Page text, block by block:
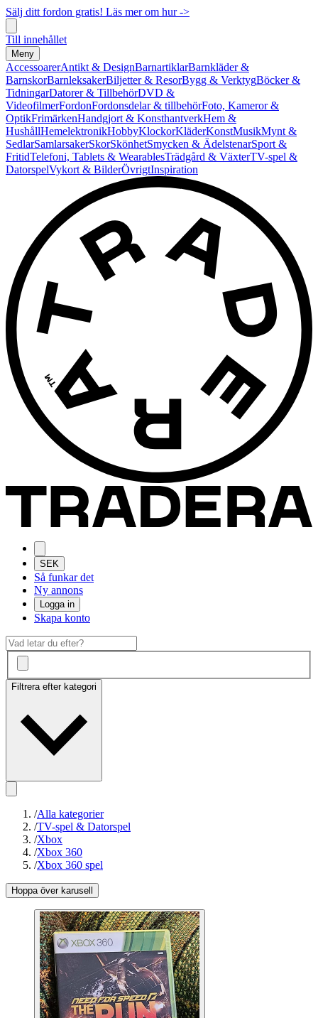
Sälj ditt fordon gratis! Läs mer om hur ->
Till innehållet
Meny
AccessoarerAntikt & DesignBarnartiklarBarnkläder &
BarnskorBarnleksakerBiljetter & ResorBygg & VerktygBöcker &
TidningarDatorer & TillbehörDVD &
VideofilmerFordonFordonsdelar & tillbehörFoto, Kameror &
OptikFrimärkenHandgjort & KonsthantverkHem &
HushållHemelektronikHobbyKlockorKläderKonstMusikMynt &
SedlarSamlarsakerSkorSkönhetSmycken & ÄdelstenarSport &
FritidTelefoni, Tablets & WearablesTrädgård & VäxterTV-spel &
DatorspelVykort & BilderÖvrigtInspiration
SEK
Så funkar det
Ny annons
Logga in
Skapa konto
Filtrera efter kategori
/Alla kategorier
/TV-spel & Datorspel
/Xbox
/Xbox 360
/Xbox 360 spel
Hoppa över karusell